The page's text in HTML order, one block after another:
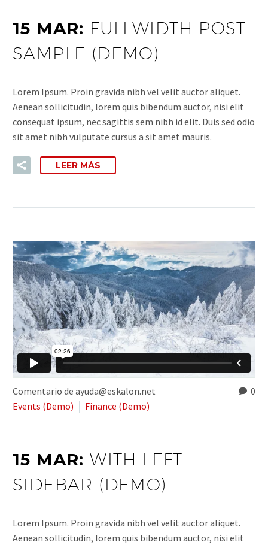
15 MAR: FULLWIDTH POST
SAMPLE (DEMO)
Lorem Ipsum. Proin gravida nibh vel velit auctor aliquet.
Aenean sollicitudin, lorem quis bibendum auctor, nisi elit
consequat ipsum, nec sagittis sem nibh id elit. Duis sed odio
sit amet nibh vulputate cursus a sit amet mauris.
LEER MÁS
0
Comentario de ayuda@eskalon.net
Events (Demo)
Finance (Demo)
15 MAR:WITH LEFT
SIDEBAR (DEMO)
Lorem Ipsum. Proin gravida nibh vel velit auctor aliquet.
Aenean sollicitudin, lorem quis bibendum auctor, nisi elit